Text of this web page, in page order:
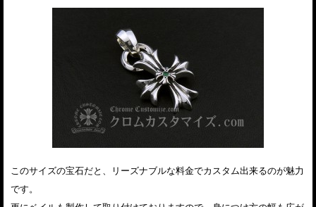
このサイズの宝石だと、リーズナブルな料金でカスタム出来るのが魅力
です。